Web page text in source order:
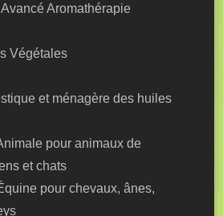
Aromathérapie
Végétales
et ménagère des huiles
pour animaux de
et chats
pour chevaux, ânes,